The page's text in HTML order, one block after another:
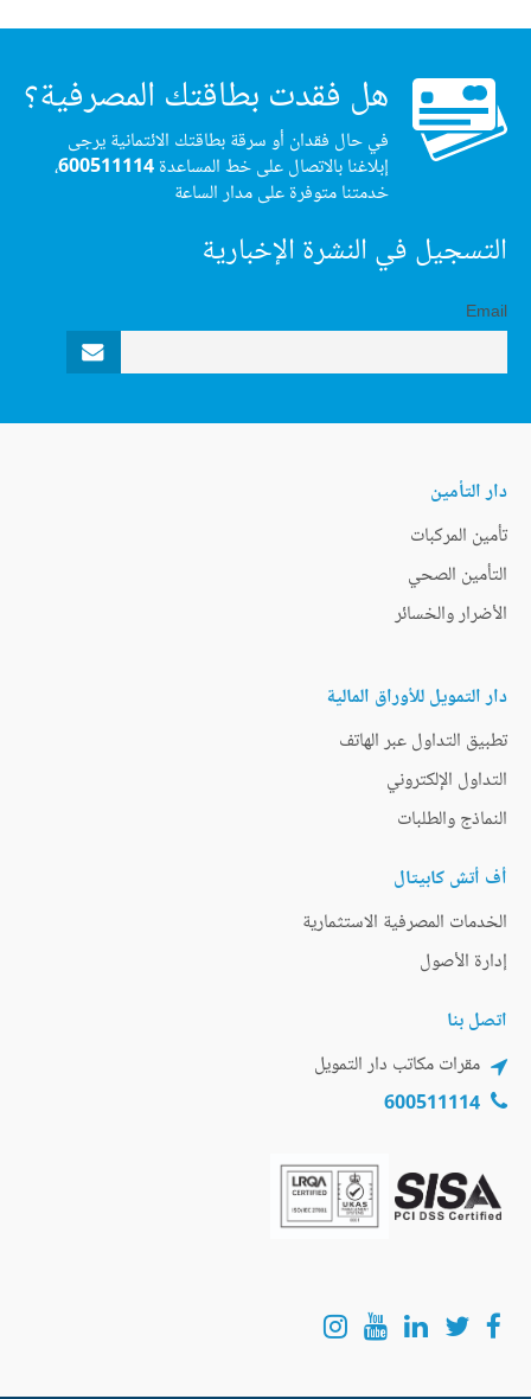
هل فقدت بطاقتك المصرفية؟
في حال فقدان أو سرقة بطاقتك الائتمانية يرجى
إبلاغنا بالاتصال على خط المساعدة600511114،
خدمتنا متوفرة على مدار الساعة
التسجيل في النشرة الإخبارية
Email
دار التأمين
تأمين المركبات
التأمين الصحي
الأضرار والخسائر
دار التمويل للأوراق المالية
تطبيق التداول عبر الهاتف
التداول الإلكتروني
النماذج والطلبات
أف أتش كابيتال
الخدمات المصرفية الاستثمارية
إدارة الأصول
اتصل بنا
مقرات مكاتب دار التمويل
600511114